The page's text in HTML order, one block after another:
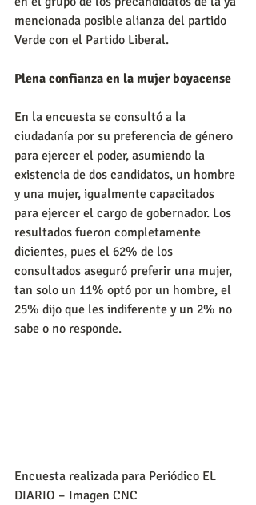
mencionada posible alianza del partido
Verde con el Partido Liberal.
Plena confianza en la mujer boyacense
En la encuesta se consultó a la
ciudadanía por su preferencia de género
para ejercer el poder, asumiendo la
existencia de dos candidatos, un hombre
y una mujer, igualmente capacitados
para ejercer el cargo de gobernador. Los
resultados fueron completamente
dicientes, pues el 62% de los
consultados aseguró preferir una mujer,
tan solo un 11% optó por un hombre, el
25% dijo que les indiferente y un 2% no
sabe o no responde.
Encuesta realizada para Periódico EL
DIARIO – Imagen CNC